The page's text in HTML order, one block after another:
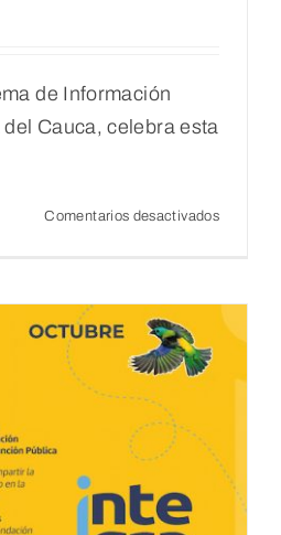
de Información
Cauca, celebra esta
Comentarios desactivadosen